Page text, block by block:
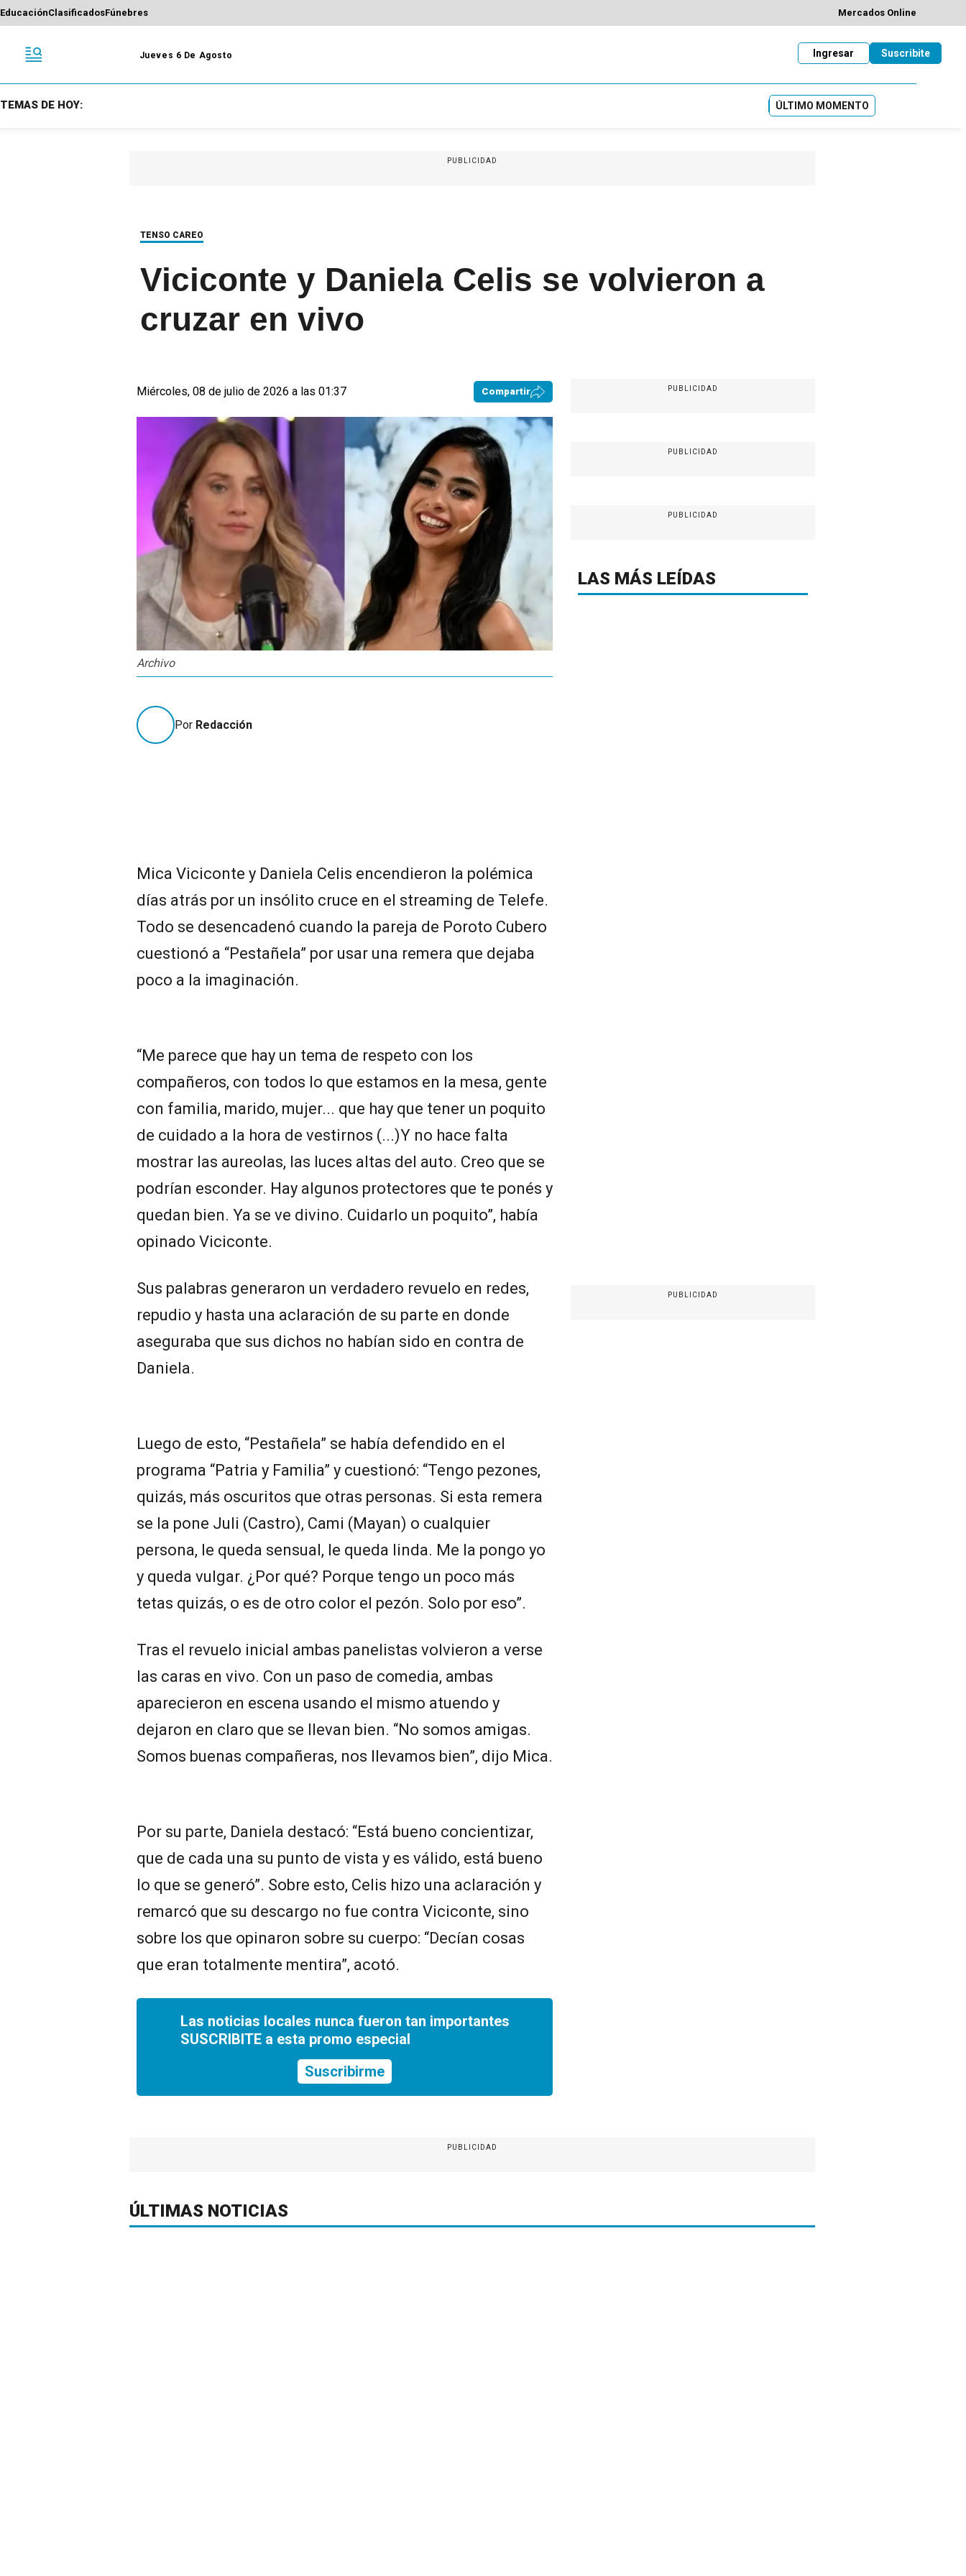
EducaciónClasificadosFúnebres Mercados Online
Jueves 6 De Agosto Suscribite
Ingresar
TEMAS DE HOY: ÚLTIMO MOMENTO
PUBLICIDAD
TENSO CAREO
Viciconte y Daniela Celis se volvieron a
cruzar en vivo
Miércoles, 08 de julio de 2026 a las 01:37 Compartir
Archivo
Por Redacción
Mica Viciconte y Daniela Celis encendieron la polémica
días atrás por un insólito cruce en el streaming de Telefe.
Todo se desencadenó cuando la pareja de Poroto Cubero
cuestionó a “Pestañela” por usar una remera que dejaba
poco a la imaginación.
“Me parece que hay un tema de respeto con los
compañeros, con todos lo que estamos en la mesa, gente
con familia, marido, mujer... que hay que tener un poquito
de cuidado a la hora de vestirnos (...)Y no hace falta
mostrar las aureolas, las luces altas del auto. Creo que se
podrían esconder. Hay algunos protectores que te ponés y
quedan bien. Ya se ve divino. Cuidarlo un poquito”, había
opinado Viciconte.
Sus palabras generaron un verdadero revuelo en redes,
repudio y hasta una aclaración de su parte en donde
aseguraba que sus dichos no habían sido en contra de
Daniela.
Luego de esto, “Pestañela” se había defendido en el
programa “Patria y Familia” y cuestionó: “Tengo pezones,
quizás, más oscuritos que otras personas. Si esta remera
se la pone Juli (Castro), Cami (Mayan) o cualquier
persona, le queda sensual, le queda linda. Me la pongo yo
y queda vulgar. ¿Por qué? Porque tengo un poco más
tetas quizás, o es de otro color el pezón. Solo por eso”.
Tras el revuelo inicial ambas panelistas volvieron a verse
las caras en vivo. Con un paso de comedia, ambas
aparecieron en escena usando el mismo atuendo y
dejaron en claro que se llevan bien. “No somos amigas.
Somos buenas compañeras, nos llevamos bien”, dijo Mica.
Por su parte, Daniela destacó: “Está bueno concientizar,
que de cada una su punto de vista y es válido, está bueno
lo que se generó”. Sobre esto, Celis hizo una aclaración y
remarcó que su descargo no fue contra Viciconte, sino
sobre los que opinaron sobre su cuerpo: “Decían cosas
que eran totalmente mentira”, acotó.
Las noticias locales nunca fueron tan importantes
SUSCRIBITE a esta promo especial
Suscribirme
PUBLICIDAD
PUBLICIDAD
PUBLICIDAD
LAS MÁS LEÍDAS
PUBLICIDAD
PUBLICIDAD
ÚLTIMAS NOTICIAS